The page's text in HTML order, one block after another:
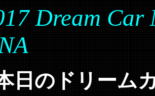
Dream Car
日のドリーム